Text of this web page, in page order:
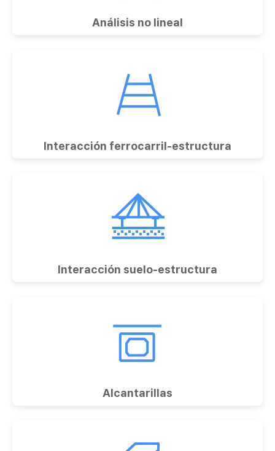
Análisis no lineal
Interacción ferrocarril-estructura
Interacción suelo-estructura
Alcantarillas